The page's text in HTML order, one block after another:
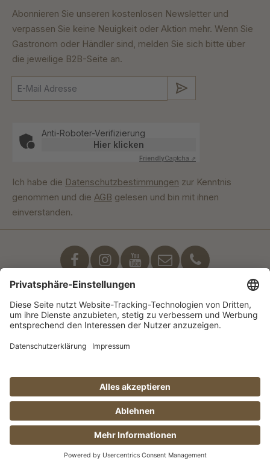
Abonnieren Sie unseren kostenlosen Newsletter und
verpassen Sie keine Neuigkeit oder Aktion mehr. Wenn Sie
Gastronom oder Händler sind, melden Sie sich bitte über
die jeweilige B2B-Seite an.
Anti-Roboter-Verifizierung
Hier klicken
FriendlyCaptcha ⇗
Ich habe die Datenschutzbestimmungen zur Kenntnis
genommen und die AGB gelesen und bin mit ihnen
einverstanden.
Unser Engagement
© Manufaktur Jörg Geiger GmbH 2026 |
* Preise exkl. MwSt. zzgl. Versandkosten